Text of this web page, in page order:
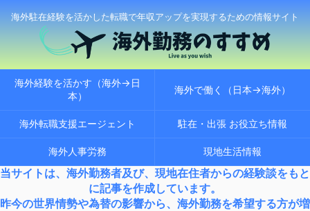
海外駐在経験を活かした転職で年収アップを実現するための情報サイト
海外経験を活かす（海外→日
本）
海外で働く（日本→海外）
海外転職支援エージェント 駐在・出張 お役立ち情報
海外人事労務 現地生活情報
当サイトは、海外勤務者及び、現地在住者からの経験談をもと
に記事を作成しています。
昨今の世界情勢や為替の影響から、海外勤務を希望する方が増